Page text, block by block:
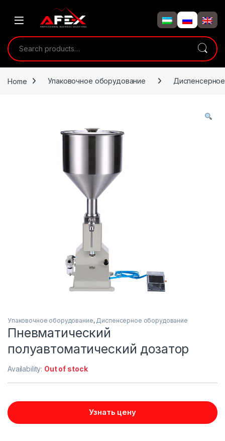
Search for:
Home Упаковочное оборудование
Упаковочное оборудование, Диспенсерное оборудование
Пневматический
полуавтоматический дозатор
Availability: Out of stock
Узнать цену